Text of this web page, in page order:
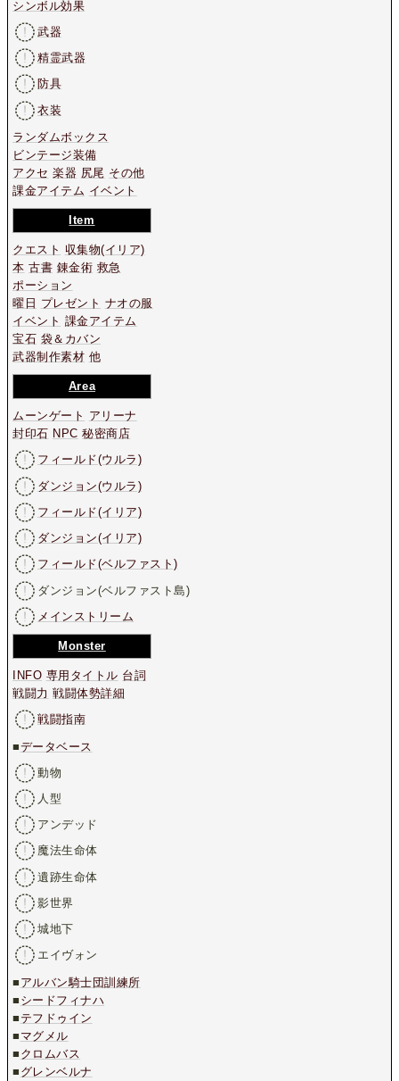
シンボル効果
武器
精霊武器
防具
衣装
ランダムボックス
ビンテージ装備
アクセ 楽器 尻尾 その他
課金アイテム イベント
Item
クエスト 収集物(イリア)
本 古書 錬金術 救急
ポーション
曜日 プレゼント ナオの服
イベント 課金アイテム
宝石 袋＆カバン
武器制作素材 他
Area
ムーンゲート アリーナ
封印石 NPC 秘密商店
フィールド(ウルラ)
ダンジョン(ウルラ)
フィールド(イリア)
ダンジョン(イリア)
フィールド(ベルファスト)
ダンジョン(ベルファスト島)
メインストリーム
Monster
INFO 専用タイトル 台詞
戦闘力 戦闘体勢詳細
戦闘指南
■データベース
動物
人型
アンデッド
魔法生命体
遺跡生命体
影世界
城地下
エイヴォン
■ アルバン騎士団訓練所
■ シードフィナハ
■ テフドゥイン
■ マグメル
■ クロムバス
■ グレンベルナ